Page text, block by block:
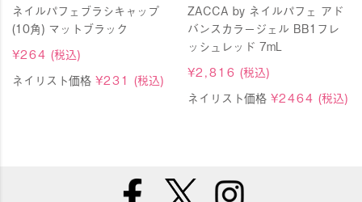
ネイルパフェブラシキャップ
(10角) マットブラック
¥264 (税込)
ネイリスト価格 ¥231 (税込)
ZACCA by ネイルパフェ アド
バンスカラージェル BB1フレ
ッシュレッド 7mL
¥2,816 (税込)
ネイリスト価格 ¥2464 (税込)